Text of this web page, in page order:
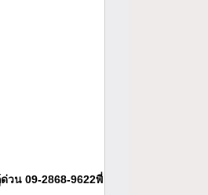
วน 09-2868-9622พี่